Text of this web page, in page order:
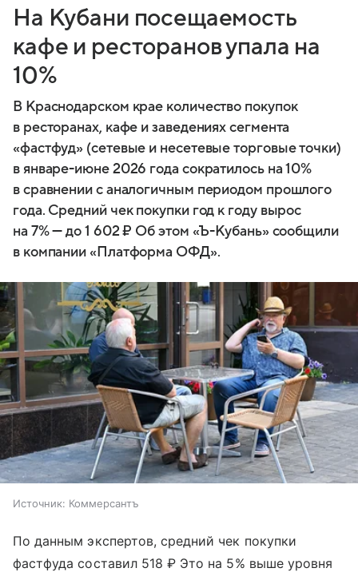
На Кубани посещаемость
кафе и ресторанов упала на
10%
В Краснодарском крае количество покупок
в ресторанах, кафе и заведениях сегмента
«фастфуд» (сетевые и несетевые торговые точки)
в январе-июне 2026 года сократилось на 10%
в сравнении с аналогичным периодом прошлого
года. Средний чек покупки год к году вырос
на 7% — до 1 602 ₽ Об этом «Ъ-Кубань» сообщили
в компании «Платформа ОФД».
Источник: Коммерсантъ
По данным экспертов, средний чек покупки
фастфуда составил 518 ₽ Это на 5% выше уровня